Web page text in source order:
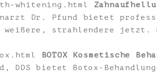
whitening.html
Dr. Pfund bietet
strahlendere jetzt.
BOTOX Kosmetische
DDS bietet Botox-